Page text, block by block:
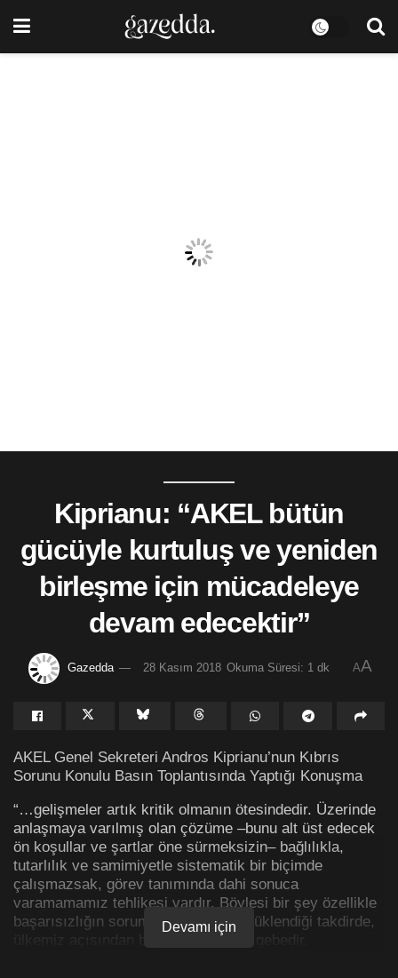
Kiprianu: “AKEL bütün
gücüyle kurtuluş ve yeniden
birleşme için mücadeleye
devam edecektir”
Gazedda 28 Kasım 2018 Okuma Süresi: 1 dk AA
AKEL Genel Sekreteri Andros Kiprianu’nun Kıbrıs
Sorunu Konulu Basın Toplantısında Yaptığı Konuşma
“…gelişmeler artık kritik olmanın ötesindedir. Üzerinde
anlaşmaya varılmış olan çözüme –bunu alt üst edecek
ön koşullar ve şartlar öne sürmeksizin– bağlılıkla,
tutarlılık ve samimiyetle sistematik bir biçimde
çalışmazsak, görev tanımında dahi sonuca
varamamamız tehlikesi vardır. Böylesi bir şey özellikle
başarısızlığın sorumluluğu bize de yüklendiği takdirde,
ülkemiz açısından büyük tehlikelere gebedir.
Devamı için